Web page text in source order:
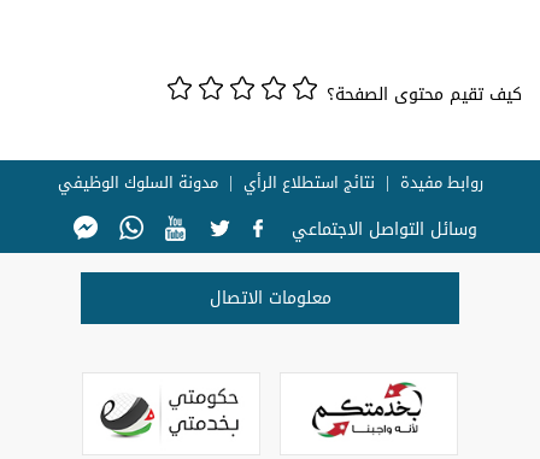
كيف تقيم محتوى الصفحة؟
روابط مفيدة نتائج استطلاع الرأي مدونة السلوك الوظيفي
وسائل التواصل الاجتماعي
معلومات الاتصال